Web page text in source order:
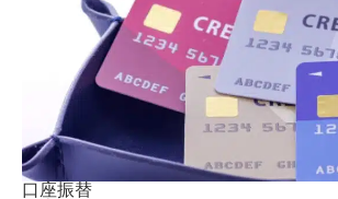
口座振替